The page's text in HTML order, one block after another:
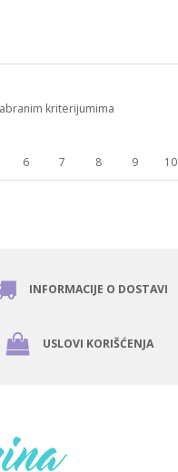
kriterijumima
6 7 8 9 10
INFORMACIJE O DOSTAVI
USLOVI KORIŠĆENJA